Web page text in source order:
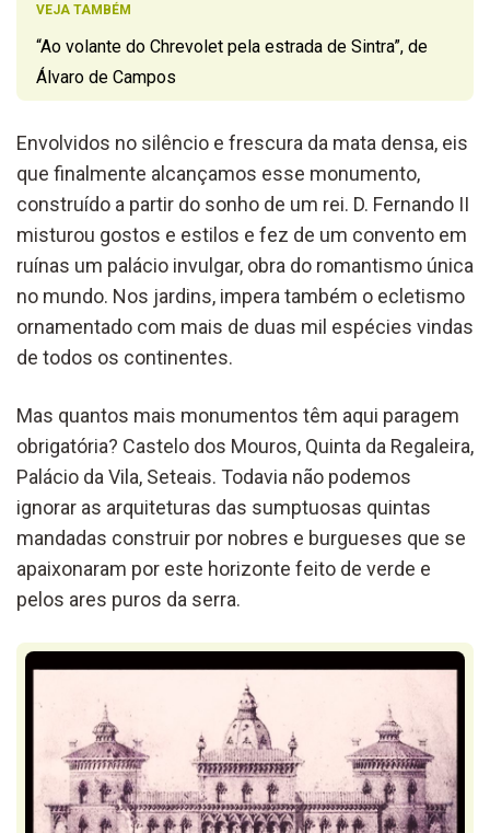
VEJA TAMBÉM
“Ao volante do Chrevolet pela estrada de Sintra”, de
Álvaro de Campos
Envolvidos no silêncio e frescura da mata densa, eis
que finalmente alcançamos esse monumento,
construído a partir do sonho de um rei. D. Fernando II
misturou gostos e estilos e fez de um convento em
ruínas um palácio invulgar, obra do romantismo única
no mundo. Nos jardins, impera também o ecletismo
ornamentado com mais de duas mil espécies vindas
de todos os continentes.
Mas quantos mais monumentos têm aqui paragem
obrigatória? Castelo dos Mouros, Quinta da Regaleira,
Palácio da Vila, Seteais. Todavia não podemos
ignorar as arquiteturas das sumptuosas quintas
mandadas construir por nobres e burgueses que se
apaixonaram por este horizonte feito de verde e
pelos ares puros da serra.